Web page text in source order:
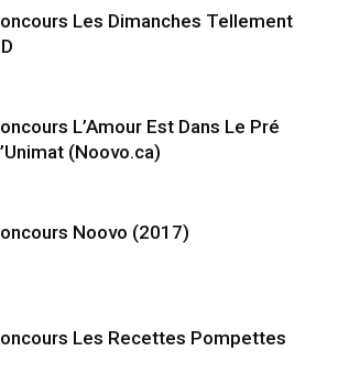
Les Dimanches Tellement
L’Amour Est Dans Le Pré
(Noovo.ca)
Noovo (2017)
Les Recettes Pompettes